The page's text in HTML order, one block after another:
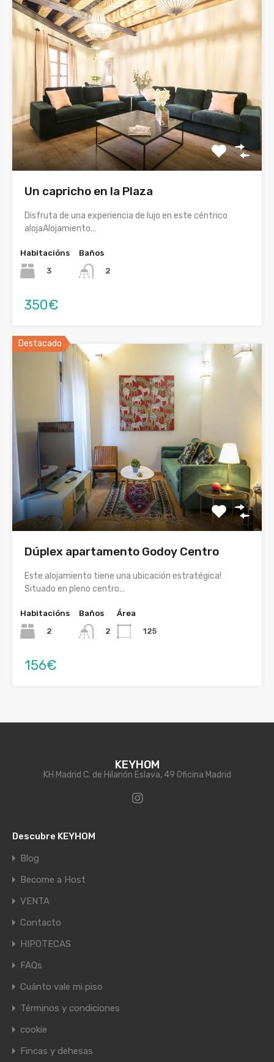
Un capricho en la Plaza
Disfruta de una experiencia de lujo en este céntrico
alojaAlojamiento…
Habitacións
3
Baños
2
350€
Destacado
Dúplex apartamento Godoy Centro
Este alojamiento tiene una ubicación estratégica!
Situado en pleno centro…
Habitacións
2
Baños
2
Área
125
156€
KEYHOM
KH Madrid C. de Hilarión Eslava, 49 Oficina Madrid
Descubre KEYHOM
Blog
Become a Host
VENTA
Contacto
HIPOTECAS
FAQs
Cuánto vale mi piso
Términos y condiciones
cookie
Fincas y dehesas